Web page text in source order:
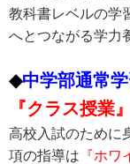
教科書レベルの学
へとつながる学力
◆中学部通常
『クラス授業
高校入試のために
項の指導は 『ホ